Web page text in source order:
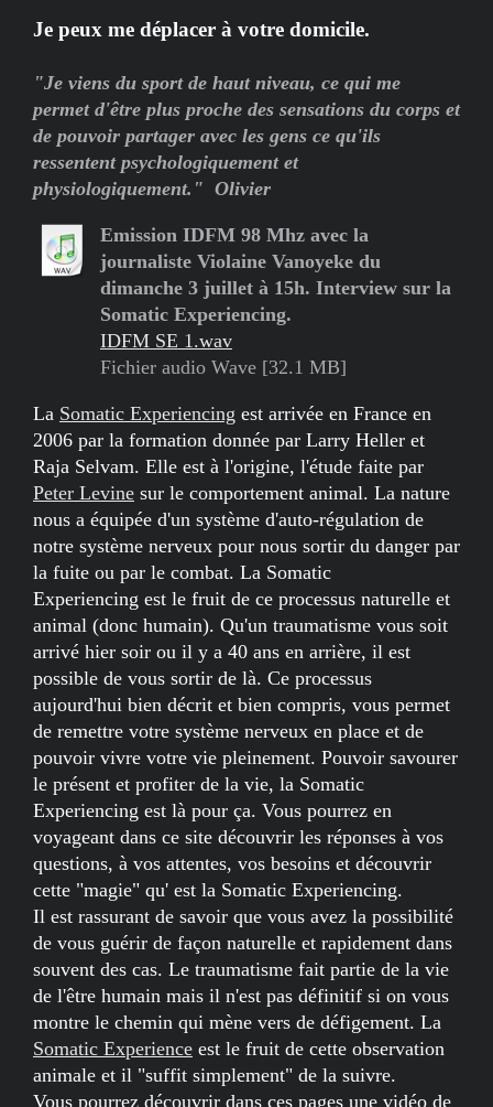
Je peux me déplacer à votre domicile.
"Je viens du sport de haut niveau, ce qui me
permet d'être plus proche des sensations du corps et
de pouvoir partager avec les gens ce qu'ils
ressentent psychologiquement et
physiologiquement." Olivier
Emission IDFM 98 Mhz avec la
journaliste Violaine Vanoyeke du
dimanche 3 juillet à 15h. Interview sur la
Somatic Experiencing.
IDFM SE 1.wav
Fichier audio Wave [32.1 MB]
La Somatic Experiencing est arrivée en France en
2006 par la formation donnée par Larry Heller et
Raja Selvam. Elle est à l'origine, l'étude faite par
Peter Levine sur le comportement animal. La nature
nous a équipée d'un système d'auto-régulation de
notre système nerveux pour nous sortir du danger par
la fuite ou par le combat. La Somatic
Experiencing est le fruit de ce processus naturelle et
animal (donc humain). Qu'un traumatisme vous soit
arrivé hier soir ou il y a 40 ans en arrière, il est
possible de vous sortir de là. Ce processus
aujourd'hui bien décrit et bien compris, vous permet
de remettre votre système nerveux en place et de
pouvoir vivre votre vie pleinement. Pouvoir savourer
le présent et profiter de la vie, la Somatic
Experiencing est là pour ça. Vous pourrez en
voyageant dans ce site découvrir les réponses à vos
questions, à vos attentes, vos besoins et découvrir
cette "magie" qu' est la Somatic Experiencing.
Il est rassurant de savoir que vous avez la possibilité
de vous guérir de façon naturelle et rapidement dans
souvent des cas. Le traumatisme fait partie de la vie
de l'être humain mais il n'est pas définitif si on vous
montre le chemin qui mène vers de défigement. La
Somatic Experience est le fruit de cette observation
animale et il "suffit simplement" de la suivre.
Vous pourrez découvrir dans ces pages une vidéo de